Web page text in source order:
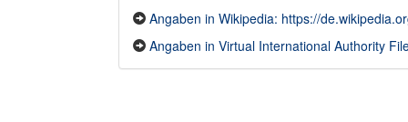
Angaben in Wikipedia: https://
Angaben in Virtual International Authority